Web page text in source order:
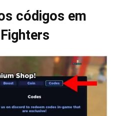
códigos em